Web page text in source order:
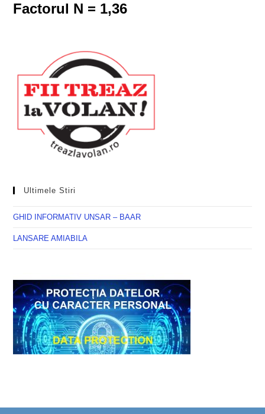
Factorul N = 1,36
Ultimele Stiri
GHID INFORMATIV UNSAR – BAAR
LANSARE AMIABILA